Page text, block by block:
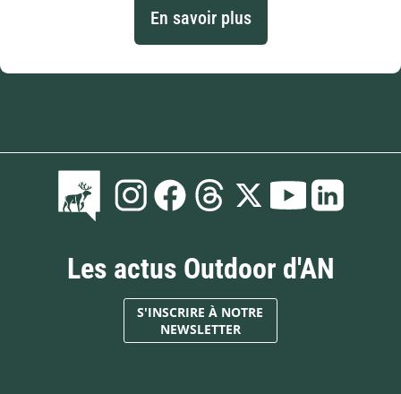
En savoir plus
Les actus Outdoor d'AN
S'INSCRIRE À NOTRE
NEWSLETTER